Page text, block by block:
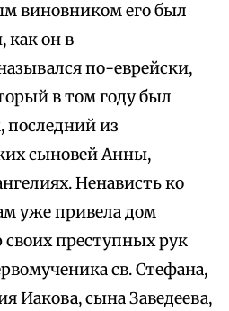
виновником его был
как он в
по-еврейски,
в том году был
последний из
сыновей Анны,
Ненависть ко
уже привела дом
своих преступных рук
св. Стефана,
Иакова, сына Заведеева,